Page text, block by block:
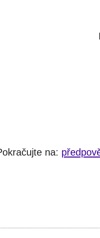
na: